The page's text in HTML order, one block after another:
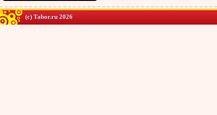
(c) Tabor.ru 2026